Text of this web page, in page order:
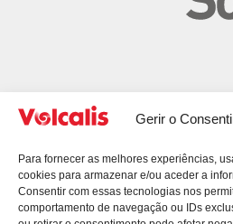
Gerir o
Para fornecer as melhores experiências,
cookies para armazenar e/ou aceder a
Consentir com essas tecnologias nos
comportamento de navegação ou IDs